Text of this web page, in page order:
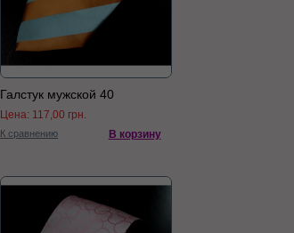
Галстук мужской 40
Цена: 117,00 грн.
К сравнению В корзину